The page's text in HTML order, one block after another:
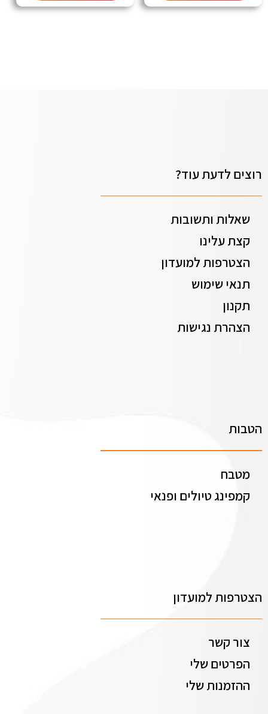
רוצים לדעת עוד?
שאלות ותשובות
קצת עלינו
הצטרפות למועדון
תנאי שימוש
תקנון
הצהרת נגישות
הטבות
מטבח
קמפינג טיולים ופנאי
הצטרפות למועדון
צור קשר
הפרטים שלי
ההזמנות שלי